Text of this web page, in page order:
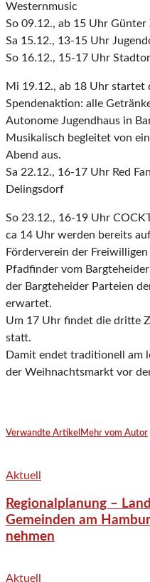
Westernmusic
So 09.12., ab 15 Uhr Günter
Sa 15.12., 13-15 Uhr
So 16.12., 15-17 Uhr
Mi 19.12., ab 18 Uhr startet
Spendenaktion: alle
Autonome Jugendhaus in
Musikalisch begleitet von
Abend aus.
Sa 22.12., 16-17 Uhr Red
Delingsdorf
So 23.12., 16-19 Uhr
ca 14 Uhr werden bereits
Förderverein der
Pfadfinder vom
der Bargteheider Parteien
erwartet.
Um 17 Uhr findet die dritte
statt.
Damit endet traditionell am
der Weihnachtsmarkt vor
Verwandte Artikel Mehr vom Autor
Aktuell
Regionalplanung –
Gemeinden am
nehmen
Aktuell